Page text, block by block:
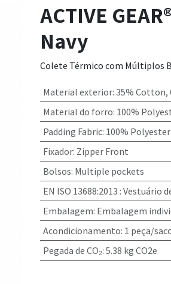
ACTIVE
Navy
Colete Térmico com Múltiplos
Material exterior: 35% Cotton,
Material do forro: 100%
Padding Fabric: 100%
Fixador: Zipper Front
Bolsos: Multiple pockets
EN ISO 13688:2013 : Vestuário
Embalagem: Embalagem
Acondicionamento: 1 peça/
Pegada de CO₂: 5.38 kg CO2e